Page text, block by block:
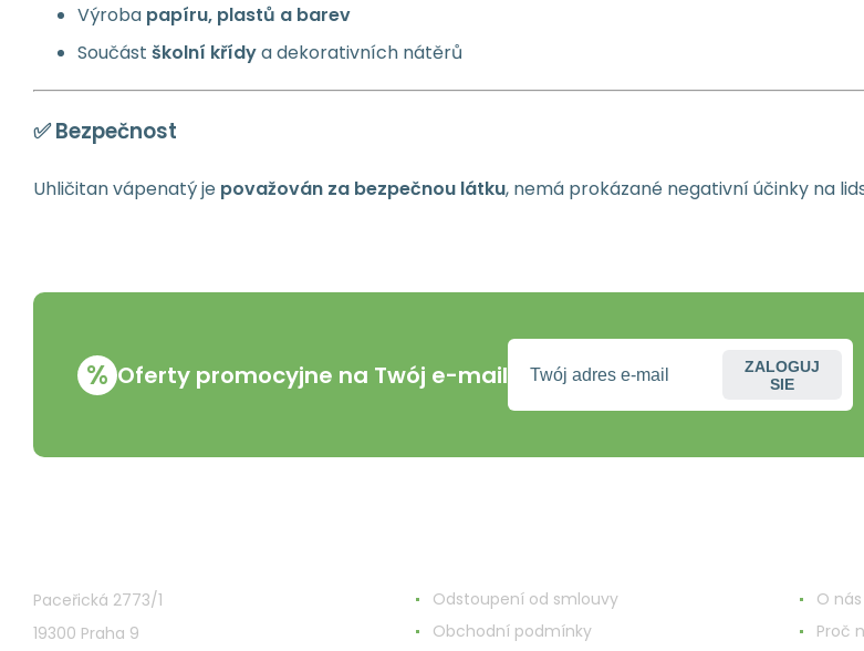
Výroba papíru, plastů a barev
Součást školní křídya dekorativních nátěrů
✅ Bezpečnost
Uhličitan vápenatý je považován za bezpečnou látku, nemá prokázané negativní účinky na
% Oferty promocyjne na Twój e-mail
ZALOGUJ
SIE
Paceřická 2773/1
19300 Praha 9
Odstoupení od smlouvy
Obchodní podmínky
O nás
Proč